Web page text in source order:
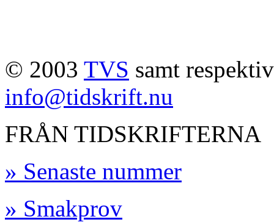
© 2003 TVS samt
info@tidskrift.nu
FRÅN TIDSKRIFTERNA
» Senaste nummer
» Smakprov